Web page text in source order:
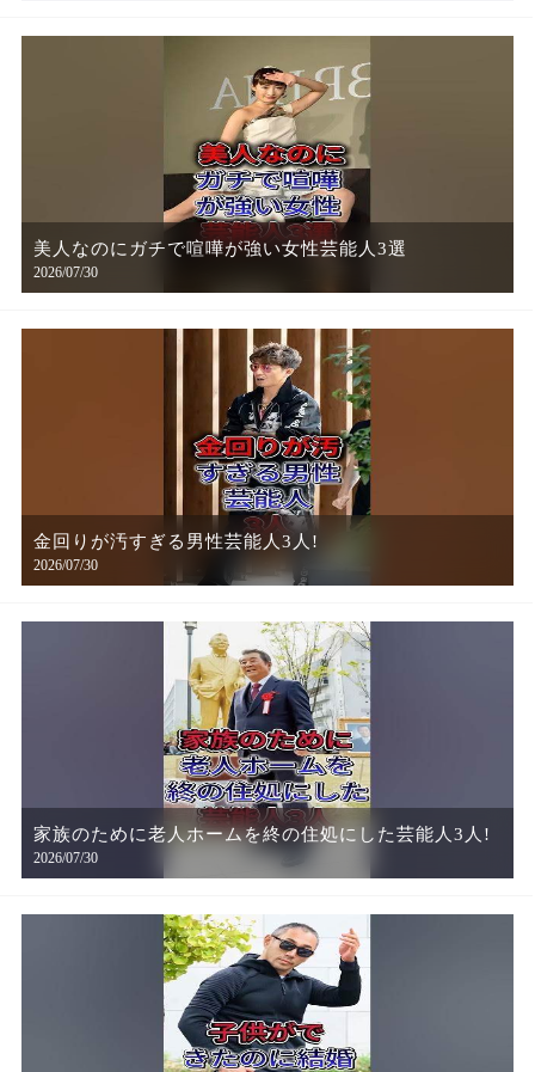
美人なのにガチで喧嘩が強い女性芸能人3選
2026/07/30
金回りが汚すぎる男性芸能人3人!
2026/07/30
家族のために老人ホームを終の住処にした芸能人3人!
2026/07/30